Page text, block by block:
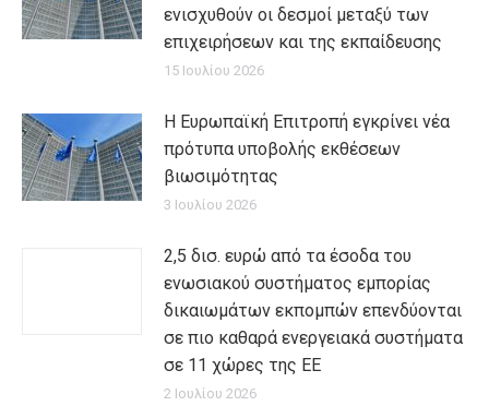
ενισχυθούν οι δεσμοί μεταξύ των
επιχειρήσεων και της εκπαίδευσης
15 Ιουλίου 2026
Η Ευρωπαϊκή Επιτροπή εγκρίνει νέα
πρότυπα υποβολής εκθέσεων
βιωσιμότητας
3 Ιουλίου 2026
2,5 δισ. ευρώ από τα έσοδα του
ενωσιακού συστήματος εμπορίας
δικαιωμάτων εκπομπών επενδύονται
σε πιο καθαρά ενεργειακά συστήματα
σε 11 χώρες της ΕΕ
2 Ιουλίου 2026